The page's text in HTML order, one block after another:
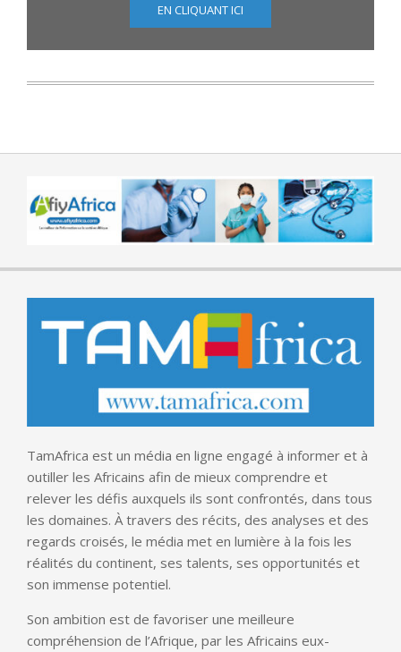
EN CLIQUANT ICI
TamAfrica est un média en ligne engagé à informer et à
outiller les Africains afin de mieux comprendre et
relever les défis auxquels ils sont confrontés, dans tous
les domaines. À travers des récits, des analyses et des
regards croisés, le média met en lumière à la fois les
réalités du continent, ses talents, ses opportunités et
son immense potentiel.
Son ambition est de favoriser une meilleure
compréhension de l’Afrique, par les Africains eux-